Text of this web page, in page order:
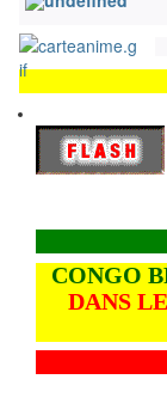
CONGO
DANS